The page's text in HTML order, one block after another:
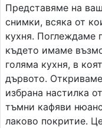
Представяме на
снимки, всяка от
кухня. Поглеждаме
където имаме
голяма кухня, в
дървото.
избрана настилка
тъмни кафяви
лаково покритие.